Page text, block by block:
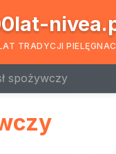
TRADYCJI
spożywczy